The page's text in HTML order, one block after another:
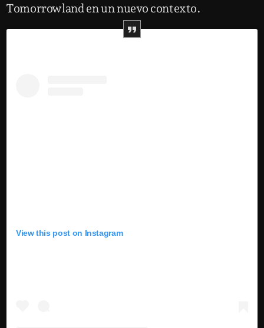
Tomorrowland en un nuevo contexto.
View this post on Instagram